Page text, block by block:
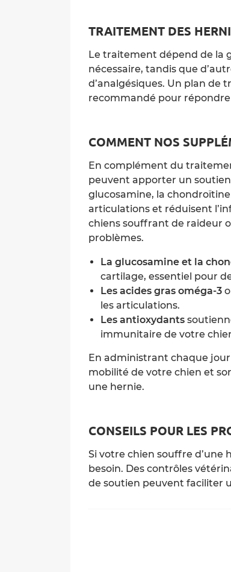
TRAITEMENT DES
Le traitement dépend de la
nécessaire, tandis que
d’analgésiques. Un plan de
recommandé pour
COMMENT NOS
En complément du
peuvent apporter un
glucosamine, la
articulations et réduisent
chiens souffrant de raideur
problèmes.
La glucosamine et la
cartilage, essentiel pour
Les acides gras oméga-3
les articulations.
Les antioxydants
immunitaire de votre
En administrant chaque
mobilité de votre chien et
une hernie.
CONSEILS POUR LES
Si votre chien souffre d’une
besoin. Des contrôles
de soutien peuvent faciliter